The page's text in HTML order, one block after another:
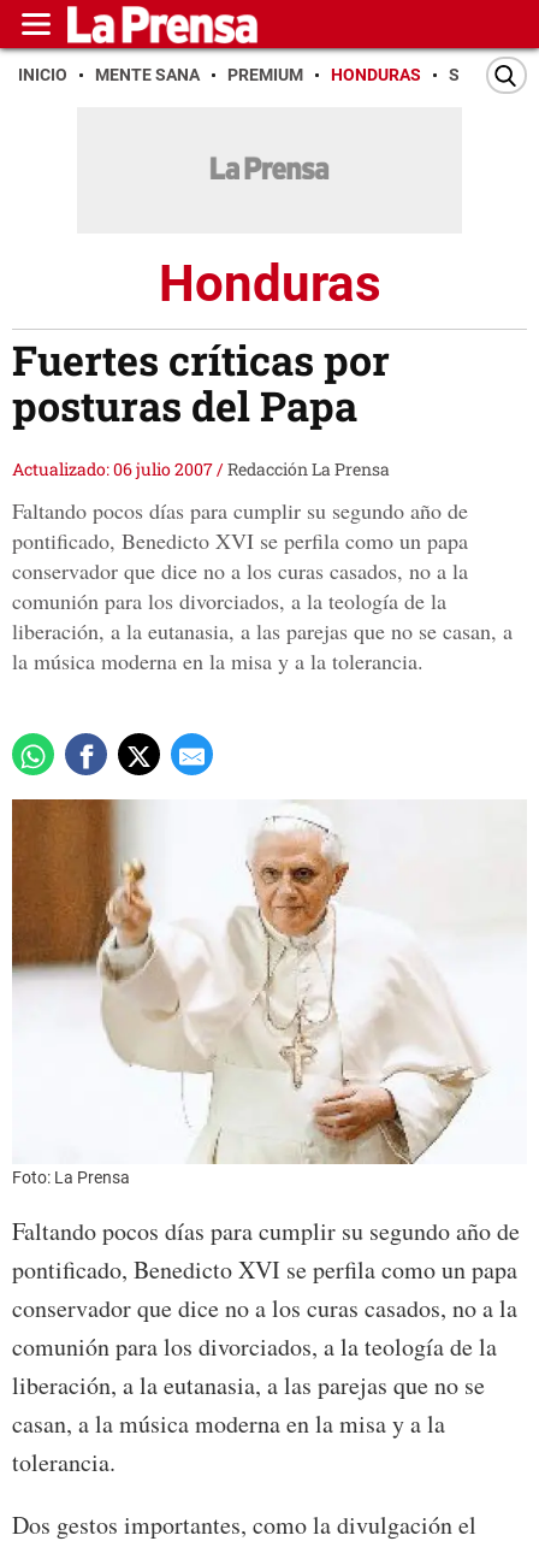
INICIO MENTE SANA PREMIUM HONDURAS SAN PEDRO
Honduras
Fuertes críticas por
posturas del Papa
Actualizado: 06 julio 2007/Redacción La Prensa
Faltando pocos días para cumplir su segundo año de
pontificado, Benedicto XVI se perfila como un papa
conservador que dice no a los curas casados, no a la
comunión para los divorciados, a la teología de la
liberación, a la eutanasia, a las parejas que no se casan, a
la música moderna en la misa y a la tolerancia.
Foto: La Prensa
Faltando pocos días para cumplir su segundo año de
pontificado, Benedicto XVI se perfila como un papa
conservador que dice no a los curas casados, no a la
comunión para los divorciados, a la teología de la
liberación, a la eutanasia, a las parejas que no se
casan, a la música moderna en la misa y a la
tolerancia.
Dos gestos importantes, como la divulgación el